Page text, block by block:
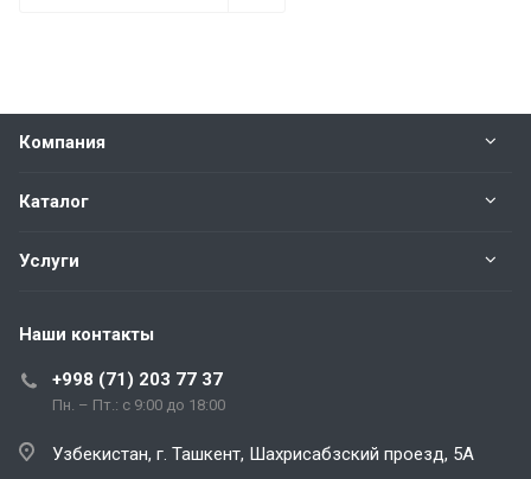
Компания
Каталог
Услуги
Наши контакты
+998 (71) 203 77 37
Пн. – Пт.: с 9:00 до 18:00
Узбекистан, г. Ташкент, Шахрисабзский проезд, 5А